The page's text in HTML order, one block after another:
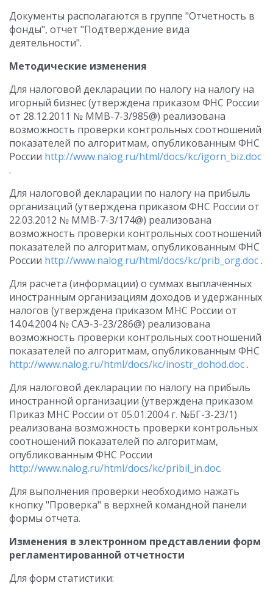
Документы располагаются в группе "Отчетность в
фонды", отчет "Подтверждение вида
деятельности".
Методические изменения
Для налоговой декларации по налогу на налогу на
игорный бизнес (утверждена приказом ФНС России
от 28.12.2011 № ММВ-7-3/985@) реализована
возможность проверки контрольных соотношений
показателей по алгоритмам, опубликованным ФНС
России http://www.nalog.ru/html/docs/kc/igorn_biz.doc
.
Для налоговой декларации по налогу на прибыль
организаций (утверждена приказом ФНС России от
22.03.2012 № ММВ-7-3/174@) реализована
возможность проверки контрольных соотношений
показателей по алгоритмам, опубликованным ФНС
России http://www.nalog.ru/html/docs/kc/prib_org.doc.
Для расчета (информации) о суммах выплаченных
иностранным организациям доходов и удержанных
налогов (утверждена приказом МНС России от
14.04.2004 № САЭ-3-23/286@) реализована
возможность проверки контрольных соотношений
показателей по алгоритмам, опубликованным ФНС
http://www.nalog.ru/html/docs/kc/inostr_dohod.doc.
Для налоговой декларации по налогу на прибыль
иностранной организации (утверждена приказом
Приказ МНС России от 05.01.2004 г. №БГ-3-23/1)
реализована возможность проверки контрольных
соотношений показателей по алгоритмам,
опубликованным ФНС России
http://www.nalog.ru/html/docs/kc/pribil_in.doc.
Для выполнения проверки необходимо нажать
кнопку "Проверка" в верхней командной панели
формы отчета.
Изменения в электронном представлении форм
регламентированной отчетности
Для форм статистики: